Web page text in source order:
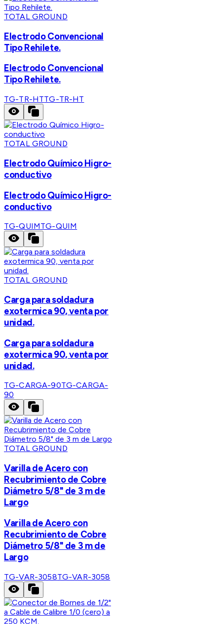
TOTAL GROUND
Electrodo Convencional
Tipo Rehilete.
Electrodo Convencional
Tipo Rehilete.
TG-TR-HTTG-TR-HT
TOTAL GROUND
Electrodo Químico Higro-
conductivo
Electrodo Químico Higro-
conductivo
TG-QUIMTG-QUIM
TOTAL GROUND
Carga para soldadura
exotermica 90, venta por
unidad.
Carga para soldadura
exotermica 90, venta por
unidad.
TG-CARGA-90TG-CARGA-
90
TOTAL GROUND
Varilla de Acero con
Recubrimiento de Cobre
Diámetro 5/8" de 3 m de
Largo
Varilla de Acero con
Recubrimiento de Cobre
Diámetro 5/8" de 3 m de
Largo
TG-VAR-3058TG-VAR-3058